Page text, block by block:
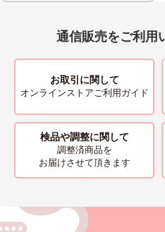
通信販売をご利用
お取引に関して
オンラインストアご利用ガイド
検品や調整に関して
調整済商品を
お届けさせて頂きます